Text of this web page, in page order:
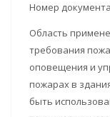
Номер
Область
требования
оповещения и
пожарах в
быть